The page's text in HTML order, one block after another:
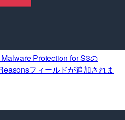
Protection for S3の
フィールドが追加されま